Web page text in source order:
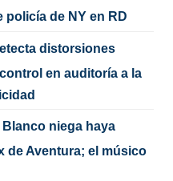
de NY en RD
distorsiones
en auditoría a la
niega haya
de Aventura; el músico